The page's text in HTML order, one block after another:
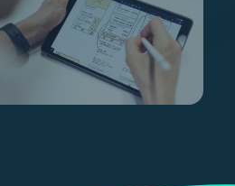
Karriere
Über Uns